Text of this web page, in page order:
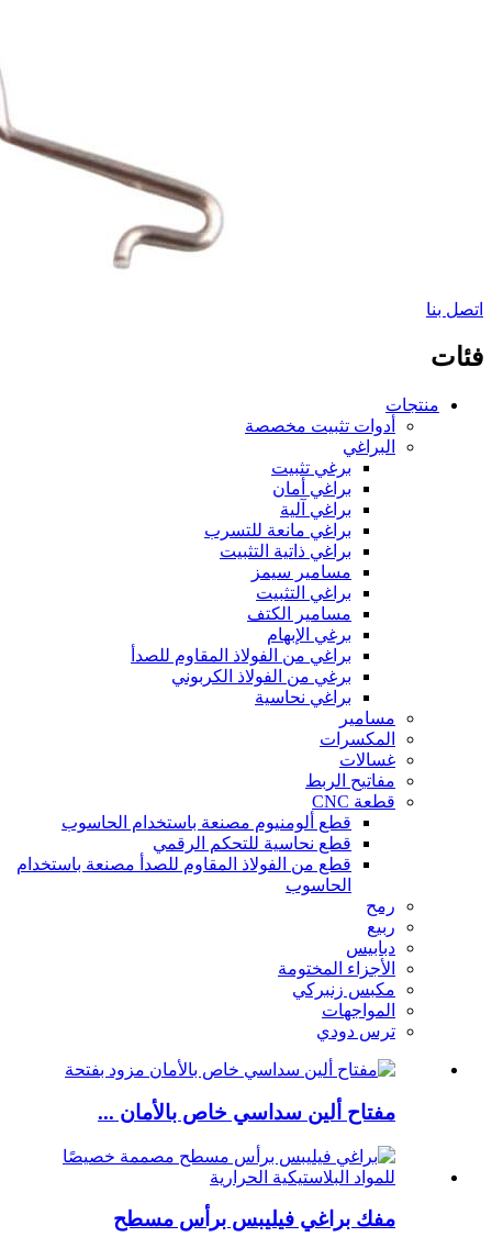
اتصل بنا
فئات
منتجات
أدوات تثبيت مخصصة
البراغي
برغي تثبيت
براغي أمان
براغي آلية
براغي مانعة للتسرب
براغي ذاتية التثبيت
مسامير سيمز
براغي التثبيت
مسامير الكتف
برغي الإبهام
براغي من الفولاذ المقاوم للصدأ
برغي من الفولاذ الكربوني
براغي نحاسية
مسامير
المكسرات
غسالات
مفاتيح الربط
قطعة CNC
قطع ألومنيوم مصنعة باستخدام الحاسوب
قطع نحاسية للتحكم الرقمي
قطع من الفولاذ المقاوم للصدأ مصنعة باستخدام
الحاسوب
رمح
ربيع
دبابيس
الأجزاء المختومة
مكبس زنبركي
المواجهات
ترس دودي
مفتاح ألين سداسي خاص بالأمان ...
مفك براغي فيليبس برأس مسطح